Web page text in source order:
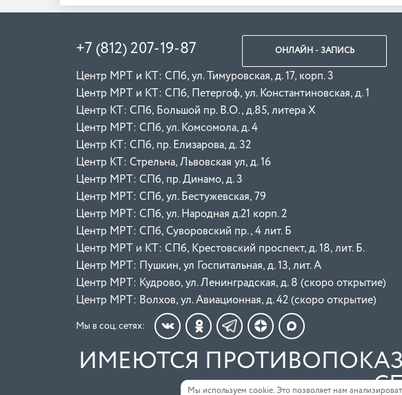
+7 (812) 207-19-87 ОНЛАЙН - ЗАПИСЬ
Центр МРТ и КТ: СПб, ул. Тимуровская, д. 17, корп. 3
Центр МРТ и КТ: СПб, Петергоф, ул. Константиновская, д. 1
Центр КТ: СПб, Большой пр. В.О., д.85, литера Х
Центр МРТ: СПб, ул. Комсомола, д. 4
Центр КТ: СПб, пр. Елизарова, д. 32
Центр КТ: Стрельна, Львовская ул, д. 16
Центр МРТ: СПб, пр. Динамо, д. 3
Центр МРТ: СПб, ул. Бестужевская, 79
Центр МРТ: СПб, ул. Народная д.21 корп. 2
Центр МРТ: СПб, Суворовский пр., 4 лит. Б
Центр МРТ и КТ: СПб, Крестовский проспект, д. 18, лит. Б.
Центр МРТ: Пушкин, ул Госпитальная, д. 13, лит. А
Центр МРТ: Кудрово, ул. Ленинградская, д. 8 (скоро открытие)
Центр МРТ: Волхов, ул. Авиационная, д. 42 (скоро открытие)
Мы в соц. сетях:
ИМЕЮТСЯ
Мы используем cookie. Это позволяет нам